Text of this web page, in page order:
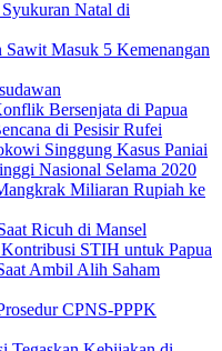
Natal di
Masuk 5 Kemenangan
Bersenjata di Papua
di Pesisir Rufei
Singgung Kasus Paniai
Nasional Selama 2020
Miliaran Rupiah ke
Ricuh di Mansel
STIH untuk Papua
Ambil Alih Saham
CPNS-PPPK